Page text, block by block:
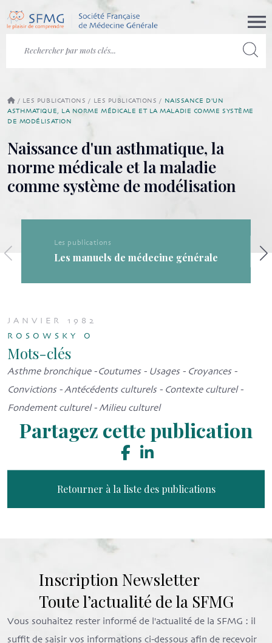
/ LES PUBLICATIONS / LES PUBLICATIONS / NAISSANCE D'UN
ASTHMATIQUE, LA NORME MÉDICALE ET LA MALADIE COMME SYSTÈME
DE MODÉLISATION
Naissance d'un asthmatique, la
norme médicale et la maladie
comme système de modélisation
générale Les publications de la
JANVIER 1982
ROSOWSKY O
Mots-clés
Asthme bronchique - Coutumes - Usages - Croyances -
Convictions - Antécédents culturels - Contexte culturel -
Fondement culturel - Milieu culturel
Partagez cette publication
Retourner à la liste des publications
Inscription Newsletter
Toute l’actualité de la SFMG
Vous souhaitez rester informé de l'actualité de la SFMG : il
suffit de saisir vos informations ci-dessous afin de recevoir